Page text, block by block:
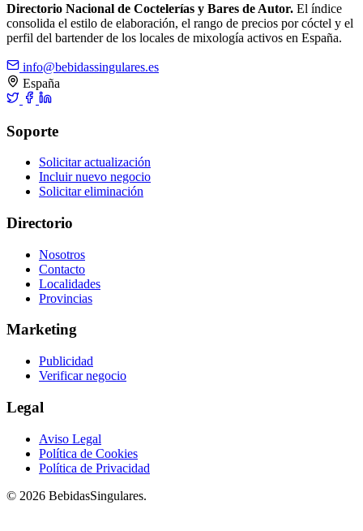
Directorio Nacional de Coctelerías y Bares de Autor. El índice
consolida el estilo de elaboración, el rango de precios por cóctel y el
perfil del bartender de los locales de mixología activos en España.
info@bebidassingulares.es
España
Soporte
Solicitar actualización
Incluir nuevo negocio
Solicitar eliminación
Directorio
Nosotros
Contacto
Localidades
Provincias
Marketing
Publicidad
Verificar negocio
Legal
Aviso Legal
Política de Cookies
Política de Privacidad
© 2026 BebidasSingulares.